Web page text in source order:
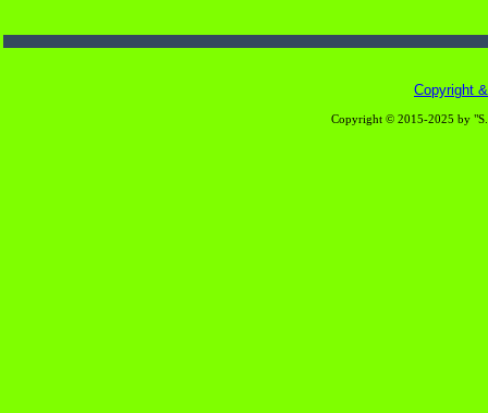
Copyright
Copyright © 2015-2025 by